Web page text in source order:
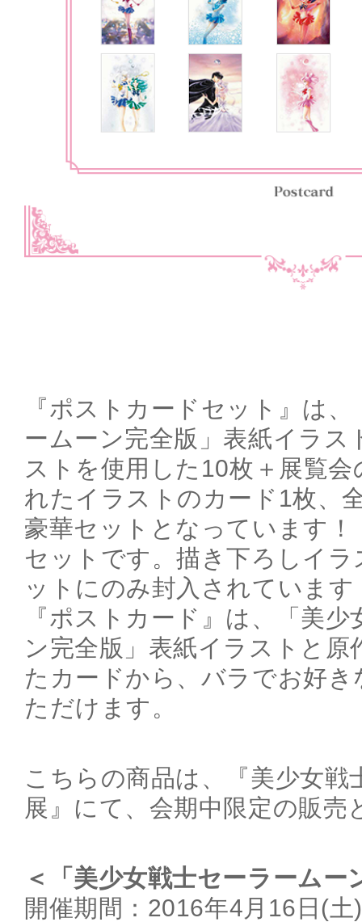
『ポストカードセット』は
ームーン完全版」表紙イラス
ストを使用した10枚＋展覧
れたイラストのカード1枚、
豪華セットとなっています
セットです。描き下ろしイ
ットにのみ封入されています
『ポストカード』は、「美
ン完全版」表紙イラストと
たカードから、バラでお好
ただけます。
こちらの商品は、『美少女戦
展』にて、会期中限定の販売
＜「美少女戦士セーラームー
開催期間：2016年4月16日(